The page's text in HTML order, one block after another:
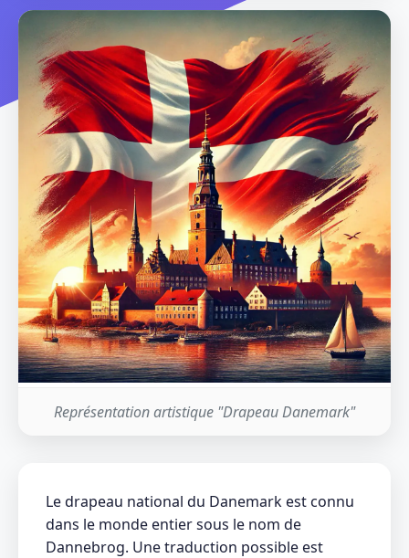
Représentation artistique "Drapeau Danemark"
Le drapeau national du Danemark est connu
dans le monde entier sous le nom de
Dannebrog. Une traduction possible est